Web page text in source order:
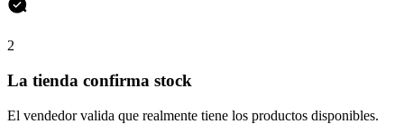
2
La tienda confirma stock
El vendedor valida que realmente tiene los productos disponibles.